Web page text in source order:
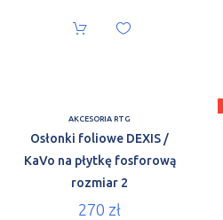
AKCESORIA RTG
Osłonki foliowe DEXIS /
KaVo na płytkę fosforową
rozmiar 2
270 zł